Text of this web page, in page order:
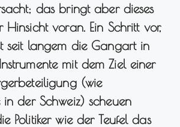
das bringt aber dieses
Hinsicht voran. Ein Schritt vor,
seit langem die Gangart in
mit dem Ziel einer
(wie
in der Schweiz) scheuen
Politiker wie der Teufel das